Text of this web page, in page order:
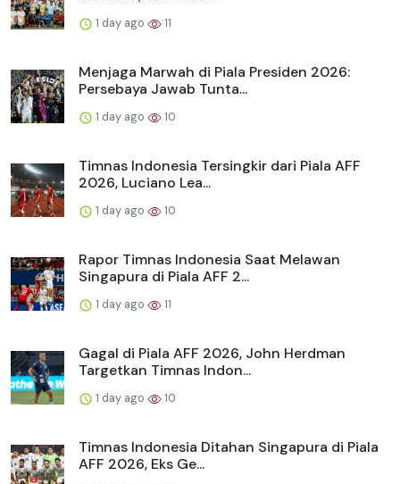
1 day ago 11
Menjaga Marwah di Piala Presiden 2026:
Persebaya Jawab Tunta...
1 day ago 10
Timnas Indonesia Tersingkir dari Piala AFF
2026, Luciano Lea...
1 day ago 10
Rapor Timnas Indonesia Saat Melawan
Singapura di Piala AFF 2...
1 day ago 11
Gagal di Piala AFF 2026, John Herdman
Targetkan Timnas Indon...
1 day ago 10
Timnas Indonesia Ditahan Singapura di Piala
AFF 2026, Eks Ge...